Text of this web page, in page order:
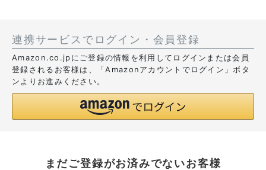
連携サービスでログイン・会員登録
Amazon.co.jpにご登録の情報を利用してログインまたは会員
登録されるお客様は、「Amazonアカウントでログイン」ボタ
ンよりお進みください。
まだご登録がお済みでないお客様